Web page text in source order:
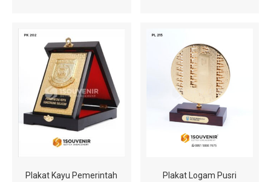
Plakat Kayu Pemerintah
Plakat Logam Pusri